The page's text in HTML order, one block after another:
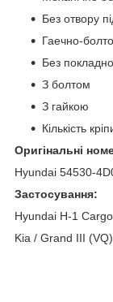
Без отвору
Гаечно-
Без
З болтом
З гайкою
Кількість
Оригінальні
Hyundai 54530-
Застосування:
Hyundai H-1
Kia / Grand III (VQ)